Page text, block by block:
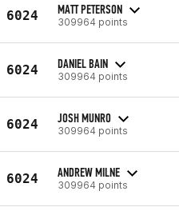
6024 MATT PETERSON
309964 points
6024 DANIEL BAIN
309964 points
6024 JOSH MUNRO
309964 points
6024 ANDREW MILNE
309964 points